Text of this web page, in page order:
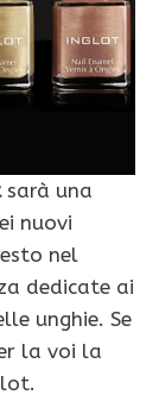
sarà una
nuovi
nel
dedicate ai
unghie. Se
la voi la